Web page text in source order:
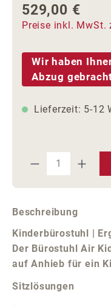
Regulärer Preis:
529,00 €
Preise inkl. MwSt.
Wir haben
Abzug
Lieferzeit: 5-12
Produkt
Beschreibung
Kinderbürostuhl |
Der Bürostuhl Air
auf Anhieb für ein
Sitzlösungen